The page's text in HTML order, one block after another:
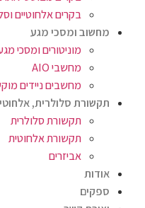
בקרים אלחוטיים
מחשוב ומסכי מגע
מוניטורים ומסכי
מחשבי AIO
מחשבים ניידים
תקשורת סלולרית,
תקשורת סלולרית
תקשורת אלחוטית
אביזרים
אודות
ספקים